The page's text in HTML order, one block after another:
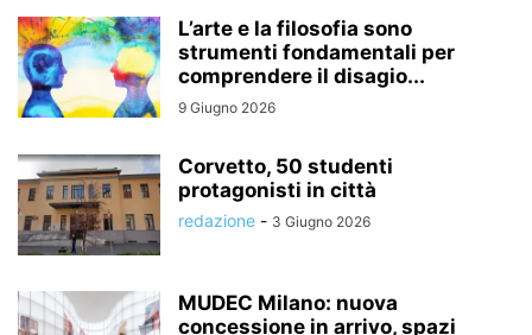
L’arte e la filosofia sono
strumenti fondamentali per
comprendere il disagio...
9 Giugno 2026
Corvetto, 50 studenti
protagonisti in città
redazione - 3 Giugno 2026
MUDEC Milano: nuova
concessione in arrivo, spazi